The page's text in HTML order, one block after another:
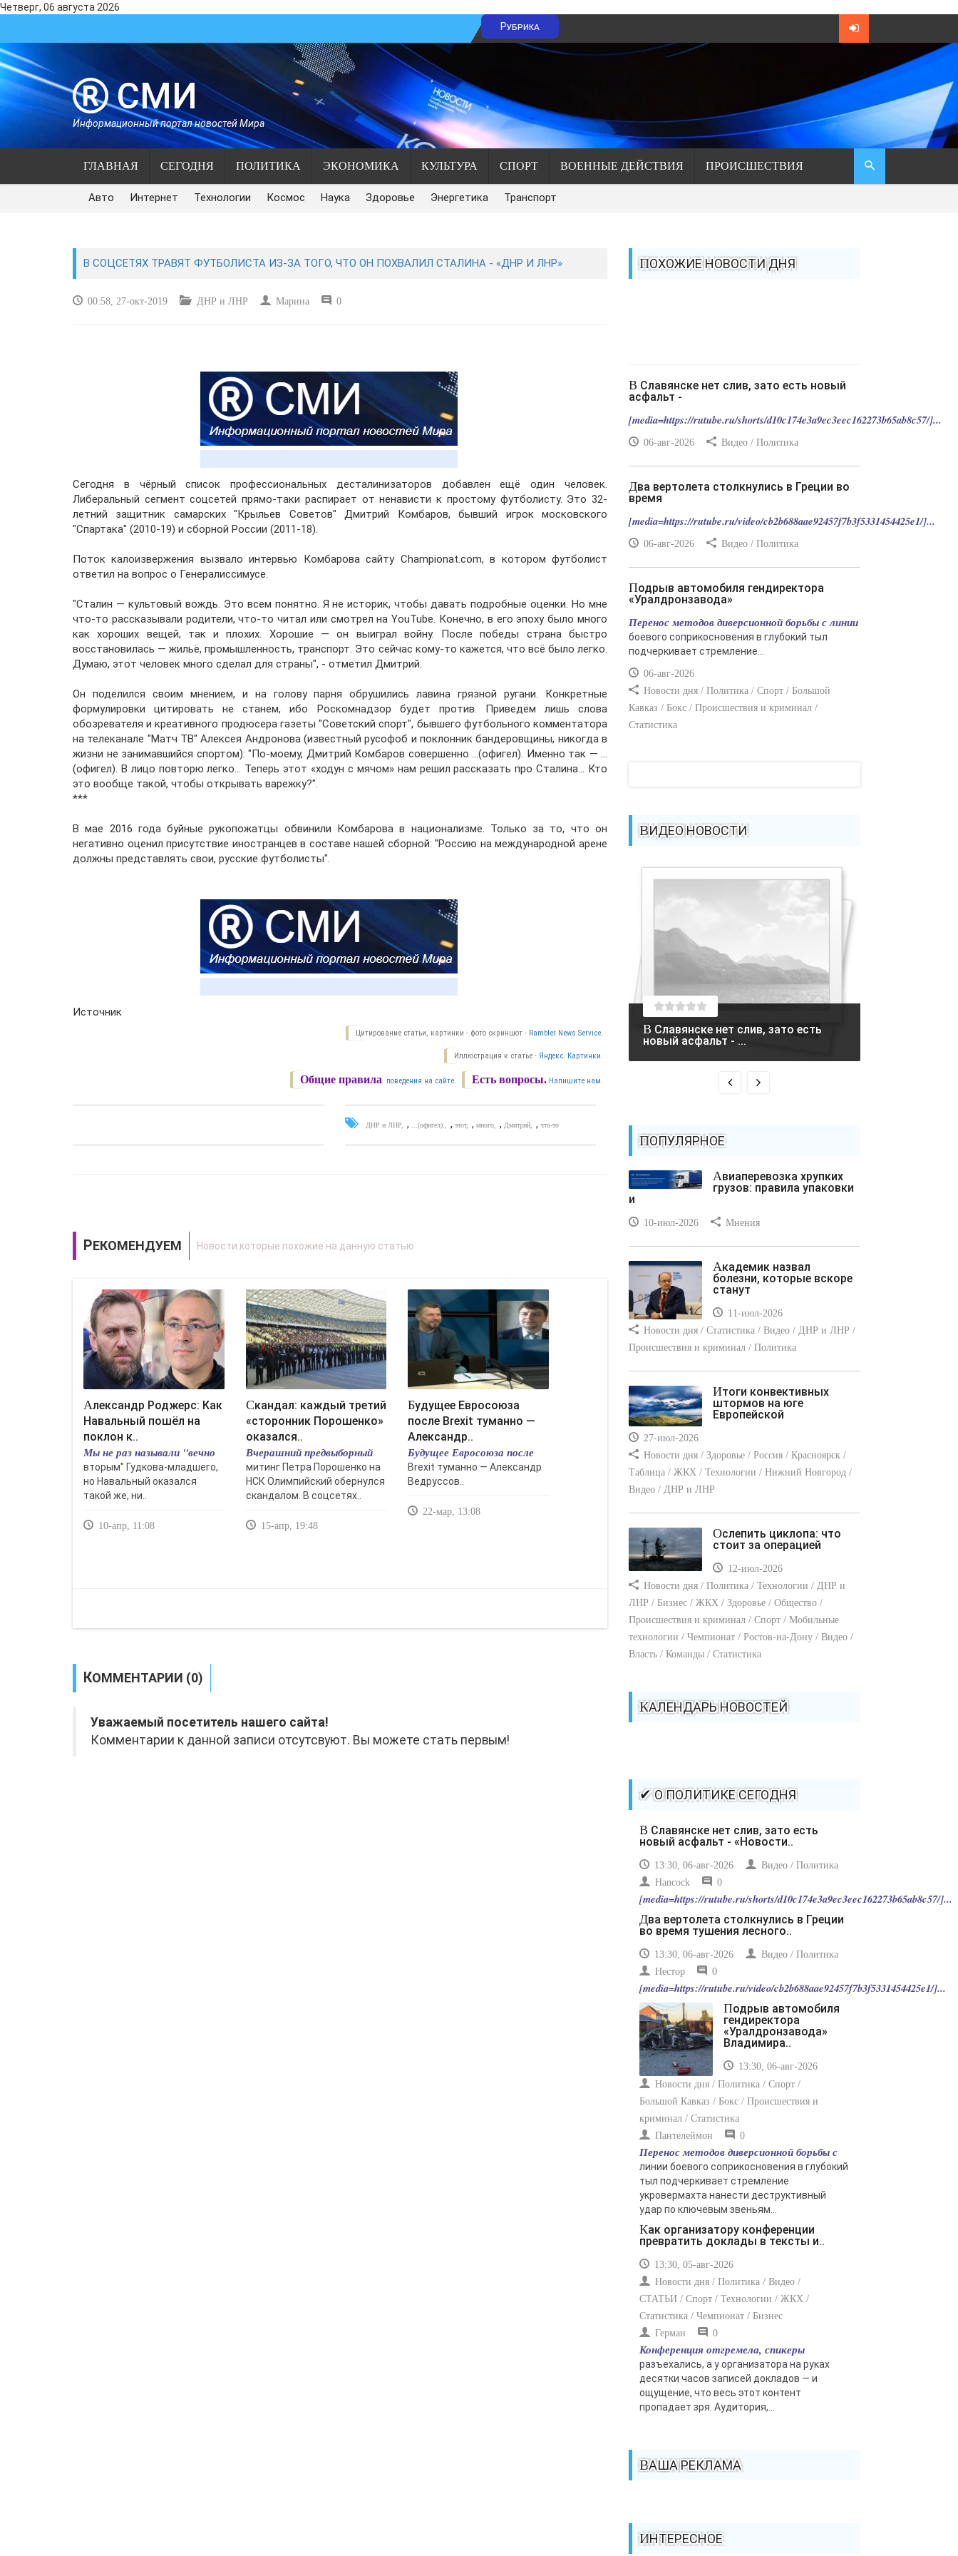
Четверг, 06 августа 2026
Рубрика
СМИ
Информационный портал новостей Мира
ГЛАВНАЯ СЕГОДНЯ ПОЛИТИКА ЭКОНОМИКА КУЛЬТУРА СПОРТ ВОЕННЫЕ ДЕЙСТВИЯ ПРОИСШЕСТВИЯ
Авто Интернет Технологии Космос Наука Здоровье Энергетика Транспорт
В СОЦСЕТЯХ ТРАВЯТ ФУТБОЛИСТА ИЗ-ЗА ТОГО, ЧТО ОН ПОХВАЛИЛ СТАЛИНА - «ДНР И ЛНР»
00:58, 27-окт-2019 ДНР и ЛНР Марина 0
Сегодня в чёрный список профессиональных десталинизаторов добавлен ещё один человек.
Либеральный сегмент соцсетей прямо-таки распирает от ненависти к простому футболисту. Это 32-
летний защитник самарских "Крыльев Советов" Дмитрий Комбаров, бывший игрок московского
"Спартака" (2010-19) и сборной России (2011-18).
Поток калоизвержения вызвало интервью Комбарова сайту Championat.com, в котором футболист
ответил на вопрос о Генералиссимусе.
"Сталин — культовый вождь. Это всем понятно. Я не историк, чтобы давать подробные оценки. Но мне
что-то рассказывали родители, что-то читал или смотрел на YouTube. Конечно, в его эпоху было много
как хороших вещей, так и плохих. Хорошие — он выиграл войну. После победы страна быстро
восстановилась — жильё, промышленность, транспорт. Это сейчас кому-то кажется, что всё было легко.
Думаю, этот человек много сделал для страны", - отметил Дмитрий.
Он поделился своим мнением, и на голову парня обрушились лавина грязной ругани. Конкретные
формулировки цитировать не станем, ибо Роскомнадзор будет против. Приведём лишь слова
обозревателя и креативного продюсера газеты "Советский спорт", бывшего футбольного комментатора
на телеканале "Матч ТВ" Алексея Андронова (известный русофоб и поклонник бандеровщины, никогда в
жизни не занимавшийся спортом): "По-моему, Дмитрий Комбаров совершенно ...(офигел). Именно так — ...
(офигел). В лицо повторю легко... Теперь этот «ходун с мячом» нам решил рассказать про Сталина... Кто
это вообще такой, чтобы открывать варежку?".
***
В мае 2016 года буйные рукопожатцы обвинили Комбарова в национализме. Только за то, что он
негативно оценил присутствие иностранцев в составе нашей сборной: "Россию на международной арене
должны представлять свои, русские футболисты".
Источник
Цитирование статьи, картинки - фото скриншот - Rambler News Service.
Иллюстрация к статье - Яндекс. Картинки.
Есть вопросы. Напишите нам.
Общие правила поведения на сайте.
ДНР и ЛНР , ...(офигел). ,этот ,много , Дмитрий ,что-то
РЕКОМЕНДУЕМ
Александр Роджерс: Как
Навальный пошёл на
поклон к..
Мы не раз называли "вечно
вторым" Гудкова-младшего,
но Навальный оказался
такой же, ни..
10-апр, 11:08
Скандал: каждый третий
«сторонник Порошенко»
оказался..
Вчерашний предвыборный
митинг Петра Порошенко на
НСК Олимпийский обернулся
скандалом. В соцсетях..
15-апр, 19:48
Будущее Евросоюза
после Brexit туманно —
Александр..
Будущее Евросоюза после
Brexit туманно — Александр
Ведруссов..
22-мар, 13:08
КОММЕНТАРИИ (0)
Уважаемый посетитель нашего сайта!
Комментарии к данной записи отсутсвуют. Вы можете стать первым!
ПОХОЖИЕ НОВОСТИ ДНЯ
В Славянске нет слив, зато есть новый
асфальт -
[media=https://rutube.ru/shorts/d10c174e3a9ec3eec162273b65ab8c57/]...
06-авг-2026 Видео / Политика
Два вертолета столкнулись в Греции во
время
[media=https://rutube.ru/video/cb2b688aae92457f7b3f5331454425e1/]...
06-авг-2026 Видео / Политика
Подрыв автомобиля гендиректора
«Уралдронзавода»
Перенос методов диверсионной борьбы с линии
боевого соприкосновения в глубокий тыл
подчеркивает стремление...
06-авг-2026
Новости дня / Политика / Спорт / Большой
Кавказ / Бокс / Происшествия и криминал /
Статистика
ВИДЕО НОВОСТИ
В Славянске нет слив, зато есть
новый асфальт - ...
ПОПУЛЯРНОЕ
Авиаперевозка хрупких
грузов: правила упаковки
и
10-июл-2026 Мнения
Академик назвал
болезни, которые вскоре
станут
11-июл-2026
Новости дня / Статистика / Видео / ДНР и ЛНР /
Происшествия и криминал / Политика
Итоги конвективных
штормов на юге
Европейской
27-июл-2026
Новости дня / Здоровье / Россия / Красноярск /
Таблица / ЖКХ / Технологии / Нижний Новгород /
Видео / ДНР и ЛНР
Ослепить циклопа: что
стоит за операцией
12-июл-2026
Новости дня / Политика / Технологии / ДНР и
ЛНР / Бизнес / ЖКХ / Здоровье / Общество /
Происшествия и криминал / Спорт / Мобильные
технологии / Чемпионат / Ростов-на-Дону / Видео /
Власть / Команды / Статистика
КАЛЕНДАРЬ НОВОСТЕЙ
✔ О ПОЛИТИКЕ СЕГОДНЯ
В Славянске нет слив, зато есть
новый асфальт - «Новости..
13:30, 06-авг-2026
Видео / Политика
Hancock
0
[media=https://rutube.ru/shorts/d10c174e3a9ec3eec162273b65ab8c57/]...
Два вертолета столкнулись в Греции
во время тушения лесного..
13:30, 06-авг-2026
Видео / Политика
Нестор
0
[media=https://rutube.ru/video/cb2b688aae92457f7b3f5331454425e1/]...
Подрыв автомобиля
гендиректора
«Уралдронзавода»
Владимира..
13:30, 06-авг-2026
Новости дня / Политика / Спорт /
Большой Кавказ / Бокс / Происшествия и
криминал / Статистика
Пантелеймон
0
Перенос методов диверсионной борьбы с
линии боевого соприкосновения в глубокий
тыл подчеркивает стремление
укровермахта нанести деструктивный
удар по ключевым звеньям...
Как организатору конференции
превратить доклады в тексты и..
13:30, 05-авг-2026
Новости дня / Политика / Видео /
СТАТЬИ / Спорт / Технологии / ЖКХ /
Статистика / Чемпионат / Бизнес
Герман
0
Конференция отгремела, спикеры
разъехались, а у организатора на руках
десятки часов записей докладов — и
ощущение, что весь этот контент
пропадает зря. Аудитория,...
ВАША РЕКЛАМА
ИНТЕРЕСНОЕ